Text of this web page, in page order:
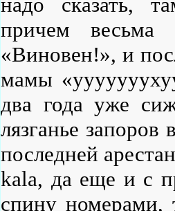
причем
«Виновен!», и
мамы
два года уже
лязганье
последней
kala, да еще и с
спину номерами,